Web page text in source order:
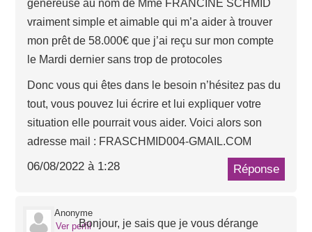
généreuse au nom de Mme FRANCINE SCHMID
vraiment simple et aimable qui m’a aider à trouver
mon prêt de 58.000€ que j’ai reçu sur mon compte
le Mardi dernier sans trop de protocoles
Donc vous qui êtes dans le besoin n’hésitez pas du
tout, vous pouvez lui écrire et lui expliquer votre
situation elle pourrait vous aider. Voici alors son
adresse mail : FRASCHMID004-GMAIL.COM
06/08/2022 à 1:28 Réponse
Anonyme
Ver perfilBonjour, je sais que je vous dérange